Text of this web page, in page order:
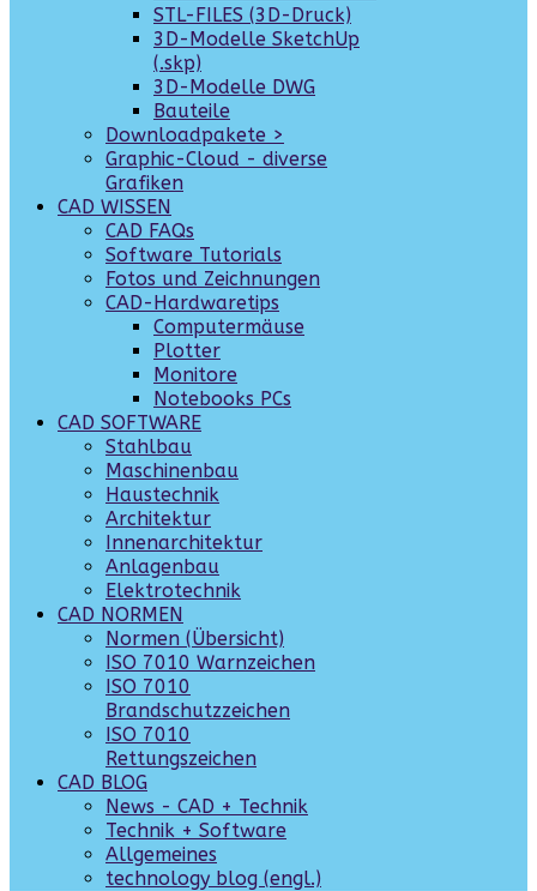
STL-FILES (3D-Druck)
3D-Modelle SketchUp
(.skp)
3D-Modelle DWG
Bauteile
Downloadpakete >
Graphic-Cloud - diverse
Grafiken
CAD WISSEN
CAD FAQs
Software Tutorials
Fotos und Zeichnungen
CAD-Hardwaretips
Computermäuse
Plotter
Monitore
Notebooks PCs
CAD SOFTWARE
Stahlbau
Maschinenbau
Haustechnik
Architektur
Innenarchitektur
Anlagenbau
Elektrotechnik
CAD NORMEN
Normen (Übersicht)
ISO 7010 Warnzeichen
ISO 7010
Brandschutzzeichen
ISO 7010
Rettungszeichen
CAD BLOG
News - CAD + Technik
Technik + Software
Allgemeines
technology blog (engl.)